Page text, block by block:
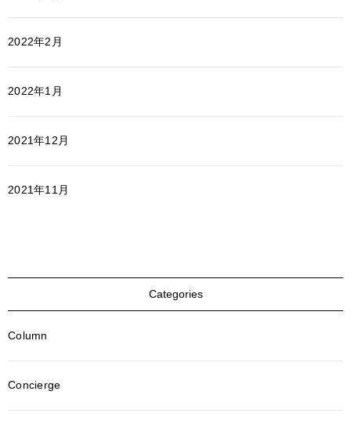
2022年2月
2022年1月
2021年12月
2021年11月
Categories
Column
Concierge